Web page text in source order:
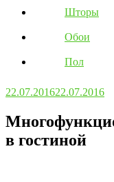
Шторы
Обои
Пол
22.07.201622.07.2016
в гостиной